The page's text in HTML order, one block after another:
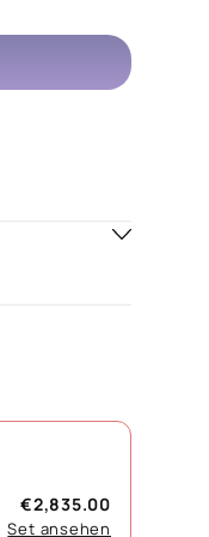
€2,835.00
Set ansehen